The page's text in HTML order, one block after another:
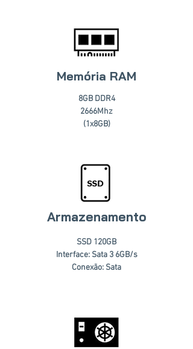
Memória RAM
8GB DDR4
2666Mhz
(1x8GB)
Armazenamento
SSD 120GB
Interface: Sata 3 6GB/s
Conexão: Sata